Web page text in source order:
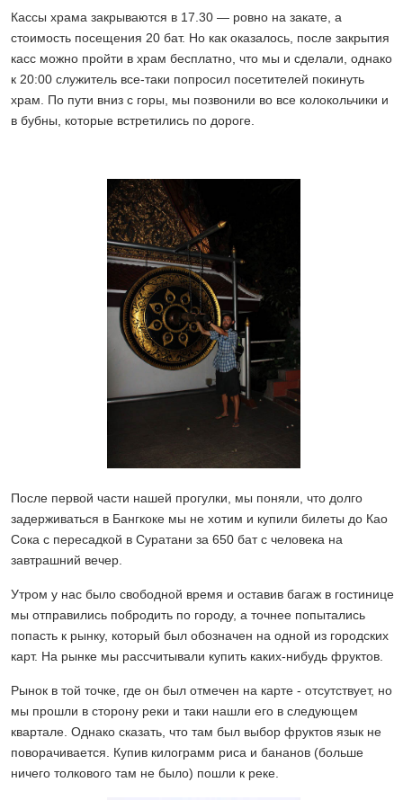
Кассы храма закрываются в 17.30 — ровно на закате, а
стоимость посещения 20 бат. Но как оказалось, после закрытия
касс можно пройти в храм бесплатно, что мы и сделали, однако
к 20:00 служитель все-таки попросил посетителей покинуть
храм. По пути вниз с горы, мы позвонили во все колокольчики и
в бубны, которые встретились по дороге.
После первой части нашей прогулки, мы поняли, что долго
задерживаться в Бангкоке мы не хотим и купили билеты до Као
Сока с пересадкой в Суратани за 650 бат с человека на
завтрашний вечер.
Утром у нас было свободной время и оставив багаж в гостинице
мы отправились побродить по городу, а точнее попытались
попасть к рынку, который был обозначен на одной из городских
карт. На рынке мы рассчитывали купить каких-нибудь фруктов.
Рынок в той точке, где он был отмечен на карте - отсутствует, но
мы прошли в сторону реки и таки нашли его в следующем
квартале. Однако сказать, что там был выбор фруктов язык не
поворачивается. Купив килограмм риса и бананов (больше
ничего толкового там не было) пошли к реке.